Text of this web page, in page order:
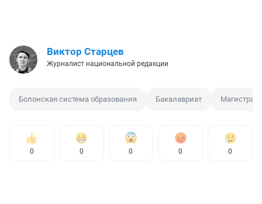
Виктор Старцев
Журналист национальной редакции
Болонская система образования Бакалавриат
0 0 0 0 0